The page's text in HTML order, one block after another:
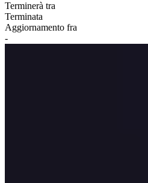
Terminerà tra
Terminata
Aggiornamento fra
-